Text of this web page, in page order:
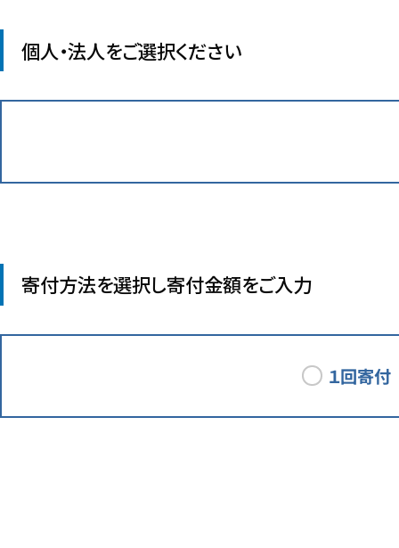
個人・法人をご選択ください
寄付方法を選択し寄付金額をご入力
１回寄付
会
・コ
・ネ
会
ら